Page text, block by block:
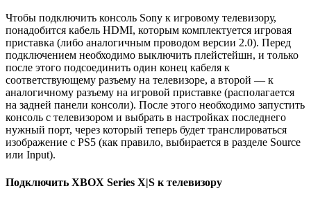
Чтобы подключить консоль Sony к игровому телевизору,
понадобится кабель HDMI, которым комплектуется игровая
приставка (либо аналогичным проводом версии 2.0). Перед
подключением необходимо выключить плейстейшн, и только
после этого подсоединить один конец кабеля к
соответствующему разъему на телевизоре, а второй — к
аналогичному разъему на игровой приставке (располагается
на задней панели консоли). После этого необходимо запустить
консоль с телевизором и выбрать в настройках последнего
нужный порт, через который теперь будет транслироваться
изображение с PS5 (как правило, выбирается в разделе Source
или Input).
Подключить XBOX Series X|S к телевизору